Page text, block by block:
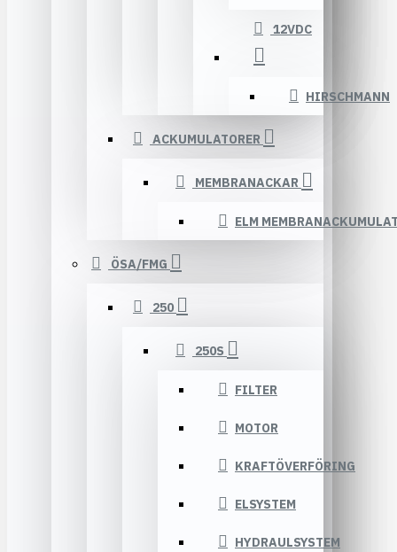
12VDC
HIRSCHMANN
ACKUMULATORER
MEMBRANACKAR
ELM
ÖSA/FMG
250
250S
FILTER
MOTOR
KRAFTÖVERFÖRING
ELSYSTEM
HYDRAULSYSTEM